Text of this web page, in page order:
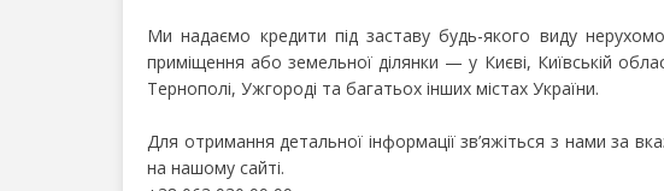
Ми надаємо кредити під заставу будь-якого виду
приміщення або земельної ділянки — у Києві, Київській
Тернополі, Ужгороді та багатьох інших містах України.
Для отримання детальної інформації зв’яжіться з нами за
на нашому сайті.